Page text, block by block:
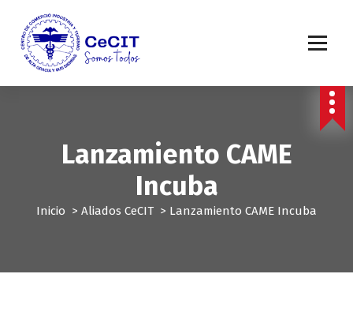
Lanzamiento CAME
Incuba
Inicio > Aliados CeCIT > Lanzamiento CAME Incuba